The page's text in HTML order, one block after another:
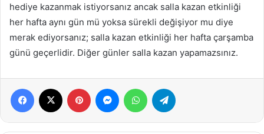
hediye kazanmak istiyorsanız ancak salla kazan etkinliği
her hafta aynı gün mü yoksa sürekli değişiyor mu diye
merak ediyorsanız; salla kazan etkinliği her hafta çarşamba
günü geçerlidir. Diğer günler salla kazan yapamazsınız.
Facebook Pinterest MessengerWhatsApp